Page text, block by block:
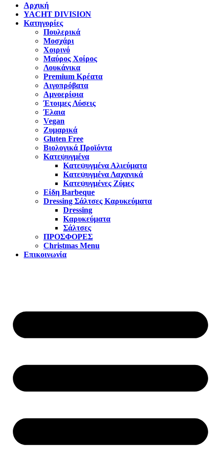
Αρχική
YACHT DIVISION
Κατηγορίες
Πουλερικά
Μοσχάρι
Χοιρινό
Μαύρος Χοίρος
Λουκάνικα
Premium Κρέατα
Αιγοπρόβατα
Αμνοερίφια
Έτοιμες Λύσεις
Έλαια
Vegan
Ζυμαρικά
Gluten Free
Βιολογικά Προϊόντα
Κατεψυγμένα
Κατεψυγμένα Αλιεύματα
Κατεψυγμένα Λαχανικά
Κατεψυγμένες Ζύμες
Είδη Barbeque
Dressing Σάλτσες Καρυκεύματα
Dressing
Καρυκεύματα
Σάλτσες
ΠΡΟΣΦΟΡΕΣ
Christmas Menu
Επικοινωνία